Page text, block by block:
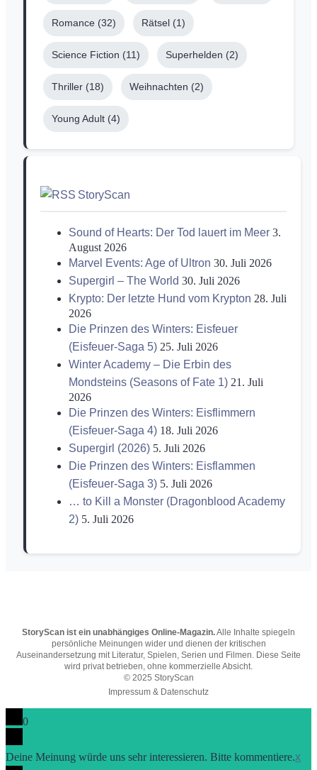
Romance (32) Rätsel (1)
Science Fiction (11) Superhelden (2)
Thriller (18) Weihnachten (2)
Young Adult (4)
StoryScan
Sound of Hearts: Der Tod lauert im Meer 3.
August 2026
Marvel Events: Age of Ultron 30. Juli 2026
Supergirl – The World 30. Juli 2026
Krypto: Der letzte Hund vom Krypton 28. Juli
2026
Die Prinzen des Winters: Eisfeuer
(Eisfeuer-Saga 5) 25. Juli 2026
Winter Academy – Die Erbin des
Mondsteins (Seasons of Fate 1) 21. Juli
2026
Die Prinzen des Winters: Eisflimmern
(Eisfeuer-Saga 4) 18. Juli 2026
Supergirl (2026) 5. Juli 2026
Die Prinzen des Winters: Eisflammen
(Eisfeuer-Saga 3) 5. Juli 2026
… to Kill a Monster (Dragonblood Academy
2) 5. Juli 2026
StoryScan ist ein unabhängiges Online-Magazin.Alle Inhalte spiegeln
persönliche Meinungen wider und dienen der kritischen
Auseinandersetzung mit Literatur, Spielen, Serien und Filmen. Diese Seite
wird privat betrieben, ohne kommerzielle Absicht.
© 2025 StoryScan
Impressum & Datenschutz
0
Deine Meinung würde uns sehr interessieren. Bitte kommentiere.x